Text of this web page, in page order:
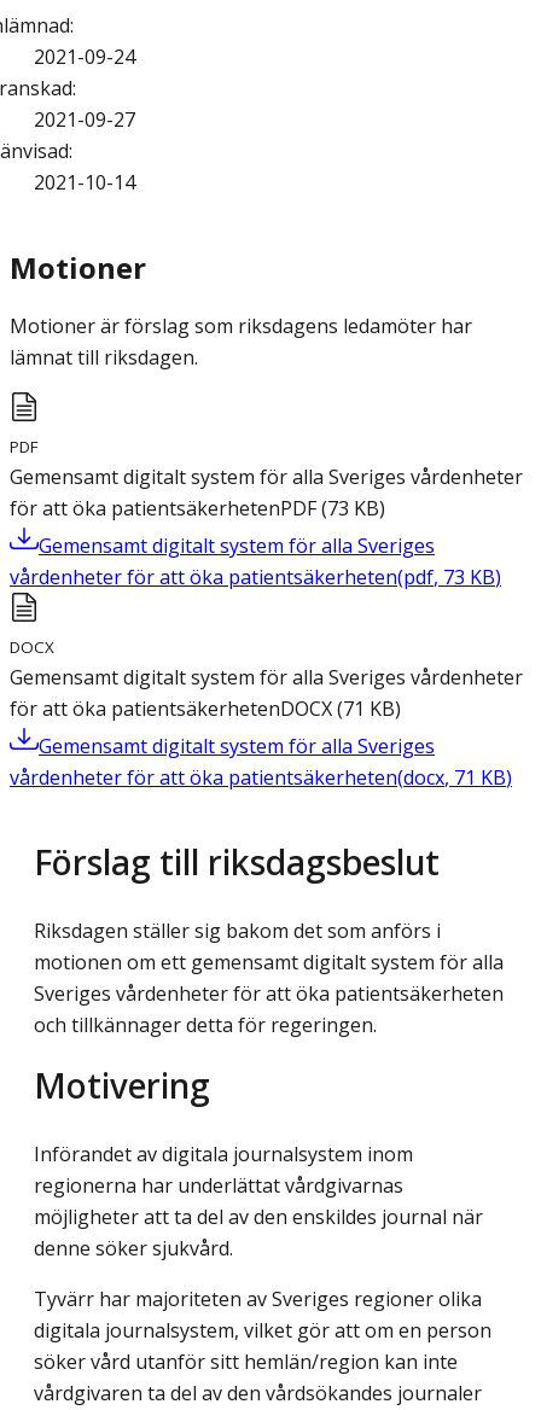
:
2021-09-24
:
2021-09-27
:
2021-10-14
Motioner
Motioner är förslag som riksdagens ledamöter har
lämnat till riksdagen.
PDF
Gemensamt digitalt system för alla Sveriges vårdenheter
för att öka patientsäkerhetenPDF(73 KB)
Gemensamt digitalt system för alla Sveriges
vårdenheter för att öka patientsäkerheten(pdf, 73 KB)
DOCX
Gemensamt digitalt system för alla Sveriges vårdenheter
för att öka patientsäkerhetenDOCX(71 KB)
Gemensamt digitalt system för alla Sveriges
vårdenheter för att öka patientsäkerheten(docx, 71 KB)
Förslag till riksdagsbeslut
Riksdagen ställer sig bakom det som anförs i
motionen om ett gemensamt digitalt system för alla
Sveriges vårdenheter för att öka patientsäkerheten
och tillkännager detta för regeringen.
Motivering
Införandet av digitala journalsystem inom
regionerna har underlättat vårdgivarnas
möjligheter att ta del av den enskildes journal när
denne söker sjukvård.
Tyvärr har majoriteten av Sveriges regioner olika
digitala journalsystem, vilket gör att om en person
söker vård utanför sitt hemlän/region kan inte
vårdgivaren ta del av den vårdsökandes journaler